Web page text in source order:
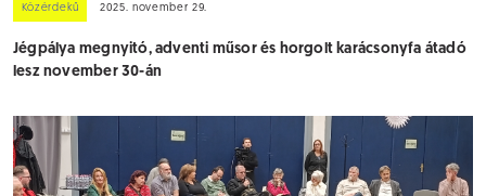
Közérdekű 2025. november 29.
Jégpálya megnyitó, adventi műsor és horgolt karácsonyfa átadó
lesz november 30-án